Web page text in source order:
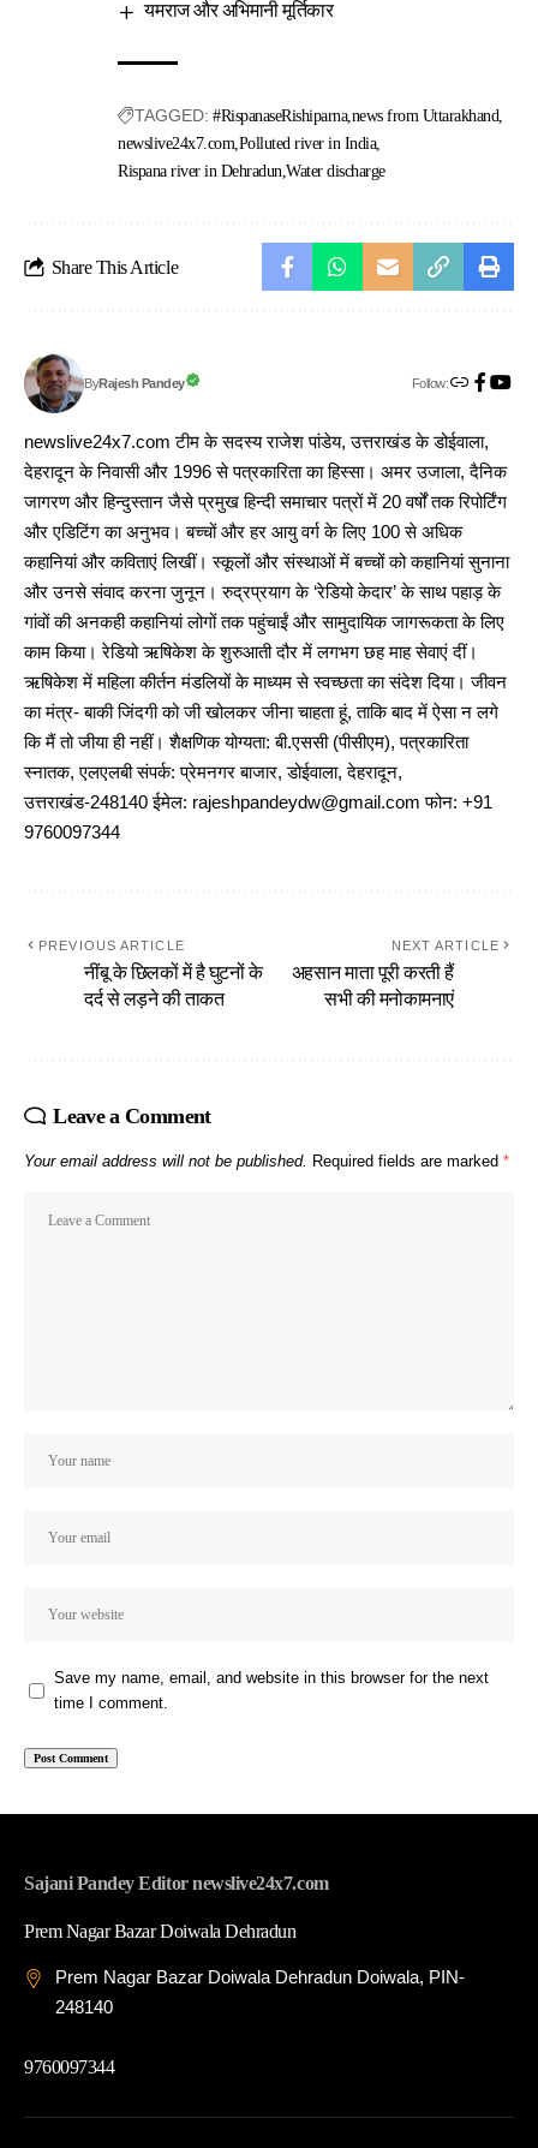
यमराज और अभिमानी मूर्तिकार
TAGGED: #RispanaseRishiparna news from Uttarakhand
newslive24x7.com Polluted river in India
Rispana river in Dehradun Water discharge
Share This Article
ByRajesh Pandey Follow:
newslive24x7.com टीम के सदस्य राजेश पांडेय, उत्तराखंड के डोईवाला,
देहरादून के निवासी और 1996 से पत्रकारिता का हिस्सा। अमर उजाला, दैनिक
जागरण और हिन्दुस्तान जैसे प्रमुख हिन्दी समाचार पत्रों में 20 वर्षों तक रिपोर्टिंग
और एडिटिंग का अनुभव। बच्चों और हर आयु वर्ग के लिए 100 से अधिक
कहानियां और कविताएं लिखीं। स्कूलों और संस्थाओं में बच्चों को कहानियां सुनाना
और उनसे संवाद करना जुनून। रुद्रप्रयाग के ‘रेडियो केदार’ के साथ पहाड़ के
गांवों की अनकही कहानियां लोगों तक पहुंचाईं और सामुदायिक जागरूकता के लिए
काम किया। रेडियो ऋषिकेश के शुरुआती दौर में लगभग छह माह सेवाएं दीं।
ऋषिकेश में महिला कीर्तन मंडलियों के माध्यम से स्वच्छता का संदेश दिया। जीवन
का मंत्र- बाकी जिंदगी को जी खोलकर जीना चाहता हूं, ताकि बाद में ऐसा न लगे
कि मैं तो जीया ही नहीं। शैक्षणिक योग्यता: बी.एससी (पीसीएम), पत्रकारिता
स्नातक, एलएलबी संपर्क: प्रेमनगर बाजार, डोईवाला, देहरादून,
उत्तराखंड-248140 ईमेल: rajeshpandeydw@gmail.com फोन: +91
9760097344
PREVIOUS ARTICLE
नींबू के छिलकों में है घुटनों के
दर्द से लड़ने की ताकत
NEXT ARTICLE
अहसान माता पूरी करती हैं
सभी की मनोकामनाएं
Leave a Comment
Your email address will not be published. Required fields are marked *
Save my name, email, and website in this browser for the next
time I comment.
Sajani Pandey Editor newslive24x7.com
Prem Nagar Bazar Doiwala Dehradun
Prem Nagar Bazar Doiwala Dehradun Doiwala, PIN-
248140
9760097344